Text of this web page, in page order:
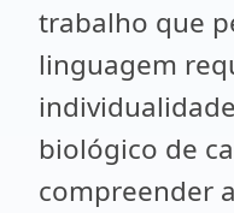
trabalho que
linguagem
biológico de
compreender